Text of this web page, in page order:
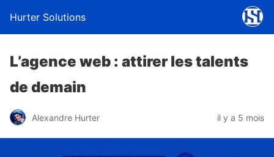
Hurter Solutions
L’agence web : attirer les talents
de demain
Alexandre Hurter il y a 5 mois